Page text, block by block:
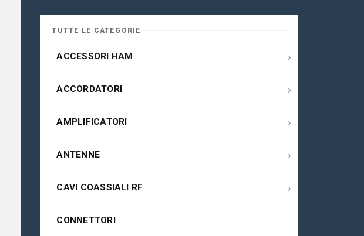
TUTTE LE CATEGORIE
ACCESSORI HAM ›
ACCORDATORI ›
AMPLIFICATORI ›
ANTENNE ›
CAVI COASSIALI RF ›
CONNETTORI